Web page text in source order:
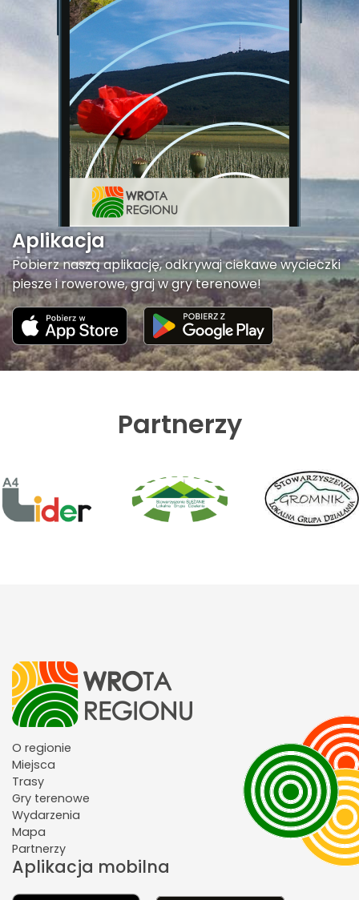
Aplikacja
Pobierz naszą aplikację, odkrywaj ciekawe wycieczki
piesze i rowerowe, graj w gry terenowe!
Partnerzy
O regionie
Miejsca
Trasy
Gry terenowe
Wydarzenia
Mapa
Partnerzy
Aplikacja mobilna